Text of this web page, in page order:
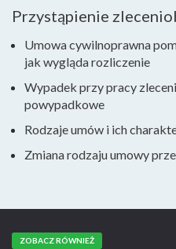
Przystąpienie
Umowa cywilnoprawna
jak wygląda rozliczenie
Wypadek przy pracy
powypadkowe
Rodzaje umów i ich
Zmiana rodzaju umowy
ZOBACZ RÓWNIEŻ